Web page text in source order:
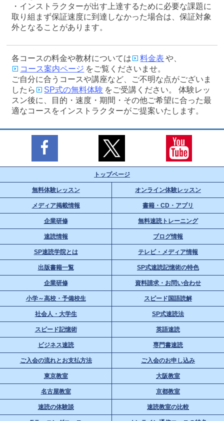
・インストラクターが出す上達するために必要な課題に
取り組まず保証速度に到達しなかった場合は、保証対象
外となることがあります。
各コースの料金や教材については 料金表 や、
コース案内ページ をご覧くださいませ。
ご自分に合うコースや講座など、ご不明な点がございま
したら
SP式の無料体験 をご受講ください。 体験レッ
スン後に、目的・速度・期間・その他ご希望に合った最
適なコースをインストラクターがご提案いたします。
トップページ
無料体験レッスン オンライン体験レッスン
メディア掲載情報 書籍・CD・アプリ
企業研修 無料速読トレーニング
速読情報 ブログ情報
SP速読学院とは テレビ・メディア情報
出版書籍一覧 SP式速読記憶術の特色
企業研修 資料請求・お問い合わせ
小学～高校・予備校生 スピード国語読解
社会人・大学生 SP式速読法
スピード記憶術 英語速読
ビジネス速読 専門書速読
ご入会の流れとお支払方法 ご入会のお申し込み
東京教室 大阪教室
名古屋教室 京都教室
速読の体験談 速読教室の比較